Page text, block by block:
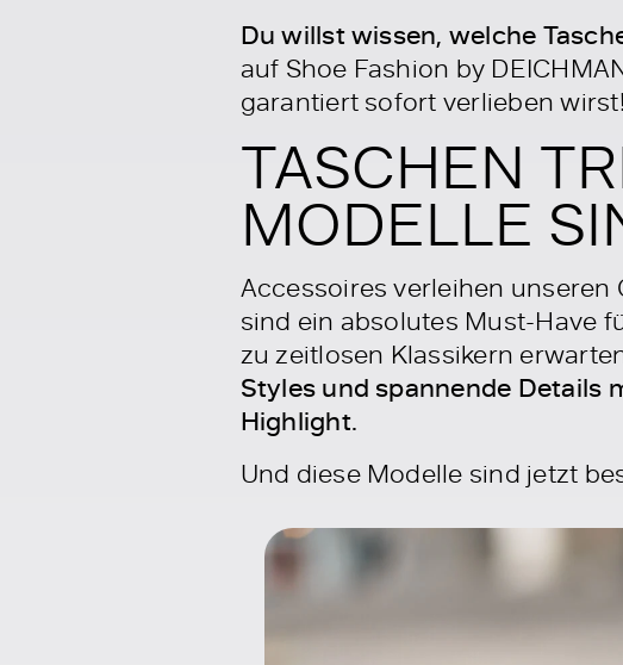
Du willst wissen, welche
auf Shoe Fashion by
garantiert sofort verlieben wirst!
TASCHEN
MODELLE
Accessoires verleihen unseren
sind ein absolutes Must-Have
zu zeitlosen Klassikern
Styles und spannende Details
Highlight.
Und diese Modelle sind jetzt